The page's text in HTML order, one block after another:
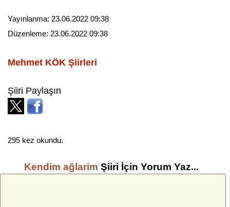
Yayınlanma: 23.06.2022 09:38
Düzenleme: 23.06.2022 09:38
Mehmet KÖK Şiirleri
Şiiri Paylaşın
295 kez okundu.
Kendim ağlarim Şiiri İçin Yorum Yaz...